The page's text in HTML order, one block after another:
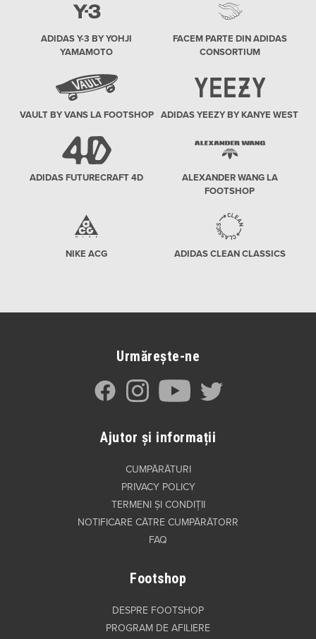
ADIDAS Y-3 BY YOHJI
YAMAMOTO
FACEM PARTE DIN ADIDAS
CONSORTIUM
VAULT BY VANS LA FOOTSHOP ADIDAS YEEZY BY KANYE WEST
ADIDAS FUTURECRAFT 4D
ALEXANDER WANG LA
FOOTSHOP
NIKE ACG ADIDAS CLEAN CLASSICS
Urmărește-ne
Ajutor și informații
CUMPĂRĂTURI
PRIVACY POLICY
TERMENI ȘI CONDIȚII
NOTIFICARE CĂTRE CUMPĂRĂTORR
FAQ
Footshop
DESPRE FOOTSHOP
PROGRAM DE AFILIERE